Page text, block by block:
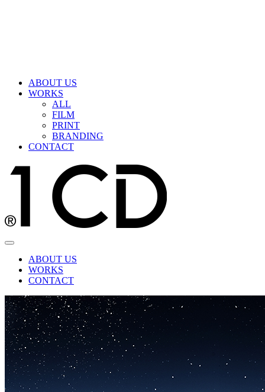
ABOUT US
WORKS
ALL
FILM
PRINT
BRANDING
CONTACT
ABOUT US
WORKS
CONTACT